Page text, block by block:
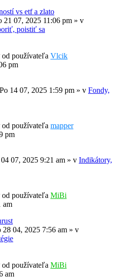
vs etf a zlato
21 07, 2025 11:06 pm » v
poistiť sa
od používateľa Vlcik
pm
Po 14 07, 2025 1:59 pm » v Fondy,
od používateľa mapper
pm
07, 2025 9:21 am » v Indikátory,
od používateľa MiBi
am
28 04, 2025 7:56 am » v
od používateľa MiBi
am